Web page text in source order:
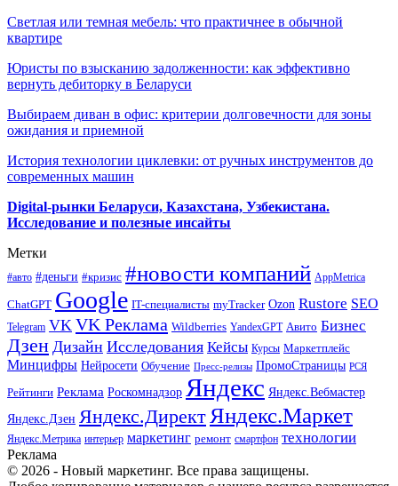
Светлая или темная мебель: что практичнее в обычной
квартире
Юристы по взысканию задолженности: как эффективно
вернуть дебиторку в Беларуси
Выбираем диван в офис: критерии долговечности для зоны
ожидания и приемной
История технологии циклевки: от ручных инструментов до
современных машин
Digital-рынки Беларуси, Казахстана, Узбекистана.
Исследование и полезные инсайты
Метки
#авто #деньги #кризис #новости компаний AppMetrica
ChatGPT Google IT-специалисты myTracker Ozon Rustore SEO
Telegram VK VK Реклама Wildberries YandexGPT Авито Бизнес
Дзен Дизайн Исследования Кейсы Курсы Маркетплейс
Минцифры Нейросети Обучение Пресс-релизы ПромоСтраницы РСЯ
Рейтинги Реклама Роскомнадзор Яндекс Яндекс.Вебмастер
Яндекс.Дзен Яндекс.ДиректЯндекс.Маркет
Яндекс.Метрика интерьер маркетинг ремонт смартфон технологии
Реклама
© 2026 - Новый маркетинг. Все права защищены.